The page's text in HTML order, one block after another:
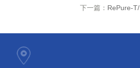
下一篇： RePure-